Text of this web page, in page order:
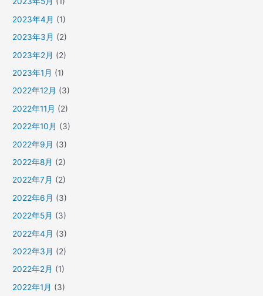
2023年4月 (1)
2023年3月 (2)
2023年2月 (2)
2023年1月 (1)
2022年12月 (3)
2022年11月 (2)
2022年10月 (3)
2022年9月 (3)
2022年8月 (2)
2022年7月 (2)
2022年6月 (3)
2022年5月 (3)
2022年4月 (3)
2022年3月 (2)
2022年2月 (1)
2022年1月 (3)